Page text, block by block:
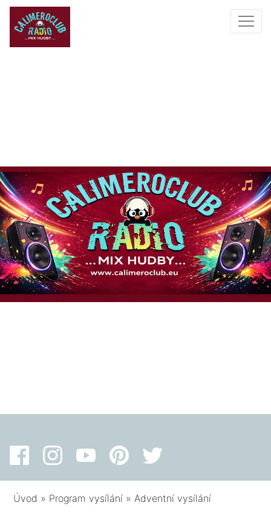
Úvod » Program vysílání »Adventní vysílání